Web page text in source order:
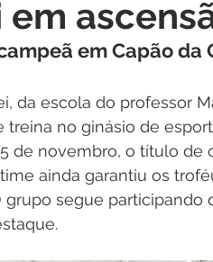
em Capão da
da escola do professor
no ginásio de
de novembro, o título de
ainda garantiu os
segue participando